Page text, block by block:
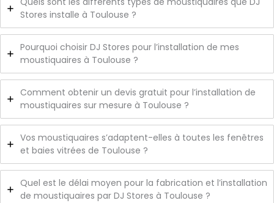
Stores installe à Toulouse ?
Pourquoi choisir DJ Stores pour l’installation de mes
moustiquaires à Toulouse ?
Comment obtenir un devis gratuit pour l’installation de
moustiquaires sur mesure à Toulouse ?
Vos moustiquaires s’adaptent-elles à toutes les fenêtres
et baies vitrées de Toulouse ?
Quel est le délai moyen pour la fabrication et l’installation
de moustiquaires par DJ Stores à Toulouse ?